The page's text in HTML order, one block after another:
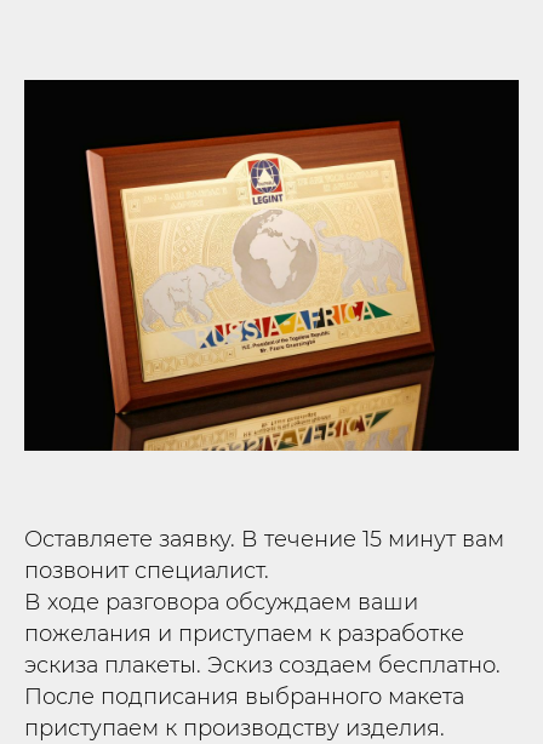
Оставляете заявку. В течение 15 минут вам
позвонит специалист.
В ходе разговора обсуждаем ваши
пожелания и приступаем к разработке
эскиза плакеты. Эскиз создаем бесплатно.
После подписания выбранного макета
приступаем к производству изделия.